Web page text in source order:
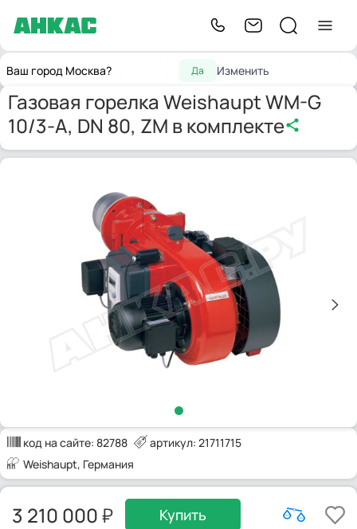
Ваш город Москва? Да Изменить
Главнаяотопления
DN 80, ZM в комплекте
Газовая горелка Weishaupt WM-G
10/3-A, DN 80, ZM в комплекте
код на сайте: 82788
артикул: 21711715
Weishaupt, Германия
3 210 000 Купить